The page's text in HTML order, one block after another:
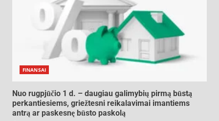
FINANSAI
Nuo rugpjūčio 1 d. – daugiau galimybių pirmą būstą
perkantiesiems, griežtesni reikalavimai imantiems
antrą ar paskesnę būsto paskolą